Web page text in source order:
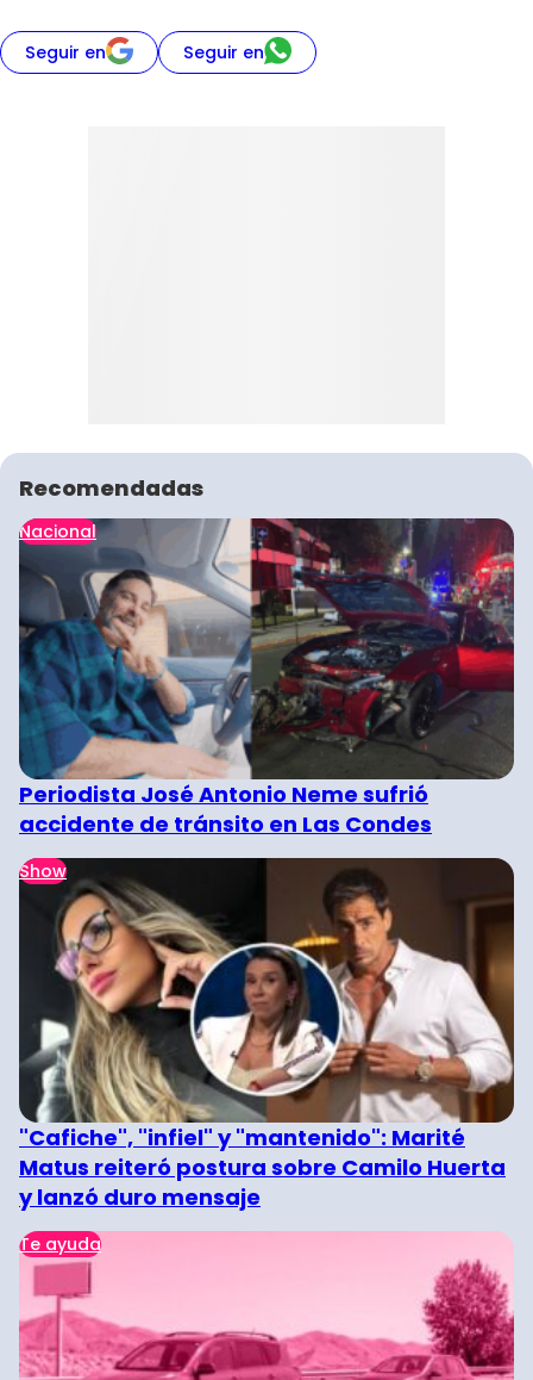
Seguir en Seguir en
Recomendadas
Nacional
Periodista José Antonio Neme sufrió
accidente de tránsito en Las Condes
Show
"Cafiche", "infiel" y "mantenido": Marité
Matus reiteró postura sobre Camilo Huerta
y lanzó duro mensaje
Te ayuda